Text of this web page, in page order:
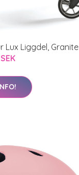
Lux Liggdel, Granite